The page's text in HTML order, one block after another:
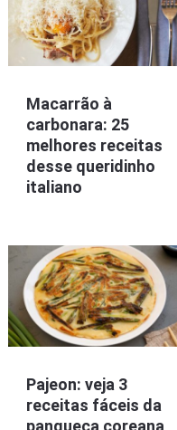
Macarrão à
carbonara: 25
melhores receitas
desse queridinho
italiano
Pajeon: veja 3
receitas fáceis da
panqueca coreana